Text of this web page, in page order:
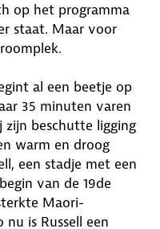
op het programma
staat. Maar voor
al een beetje op
35 minuten varen
beschutte ligging
warm en droog
een stadje met een
van de 19de
Maori-
is Russell een